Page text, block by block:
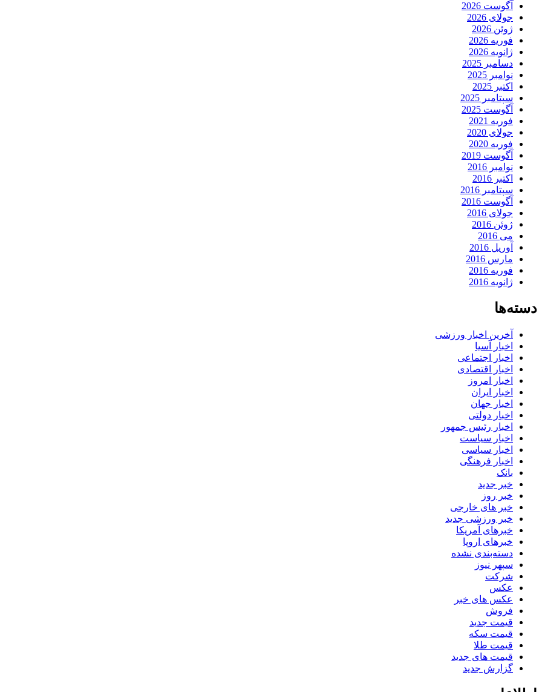
آگوست 2026
جولای 2026
ژوئن 2026
فوریه 2026
ژانویه 2026
دسامبر 2025
نوامبر 2025
اکتبر 2025
سپتامبر 2025
آگوست 2025
فوریه 2021
جولای 2020
فوریه 2020
آگوست 2019
نوامبر 2016
اکتبر 2016
سپتامبر 2016
آگوست 2016
جولای 2016
ژوئن 2016
می 2016
آوریل 2016
مارس 2016
فوریه 2016
ژانویه 2016
دسته‌ها
آخرین اخبار ورزشی
اخبار آسیا
اخبار اجتماعی
اخبار اقتصادی
اخبار امروز
اخبار ایران
اخبار جهان
اخبار دولتی
اخبار رئیس جمهور
اخبار سیاست
اخبار سیاسی
اخبار فرهنگی
بانک
خبر جدید
خبر روز
خبر های خارجی
خبر ورزشی جدید
خبرهای آمریکا
خبرهای اروپا
دسته‌بندی نشده
سپهر نیوز
شرکت
عکس
عکس های خبر
فروش
قیمت جدید
قیمت سکه
قیمت طلا
قیمت های جدید
گزارش جدید